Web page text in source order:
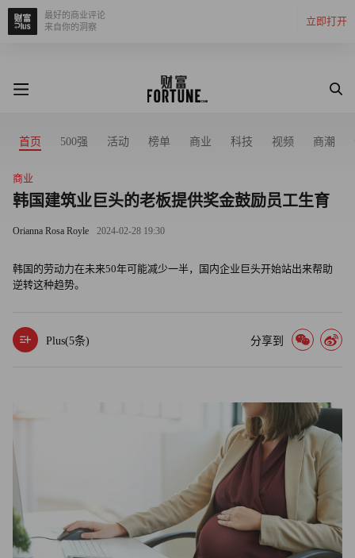
立即打开
最好的商业评论
来自你的洞察
首页 500强 活动 榜单 商业 科技 视频 商潮
商业
韩国建筑业巨头的老板提供奖金鼓励员工生育
Orianna Rosa Royle 2024-02-28 19:30
韩国的劳动力在未来50年可能减少一半，国内企业巨头开始站出来帮助
逆转这种趋势。
Plus(5条) 分享到